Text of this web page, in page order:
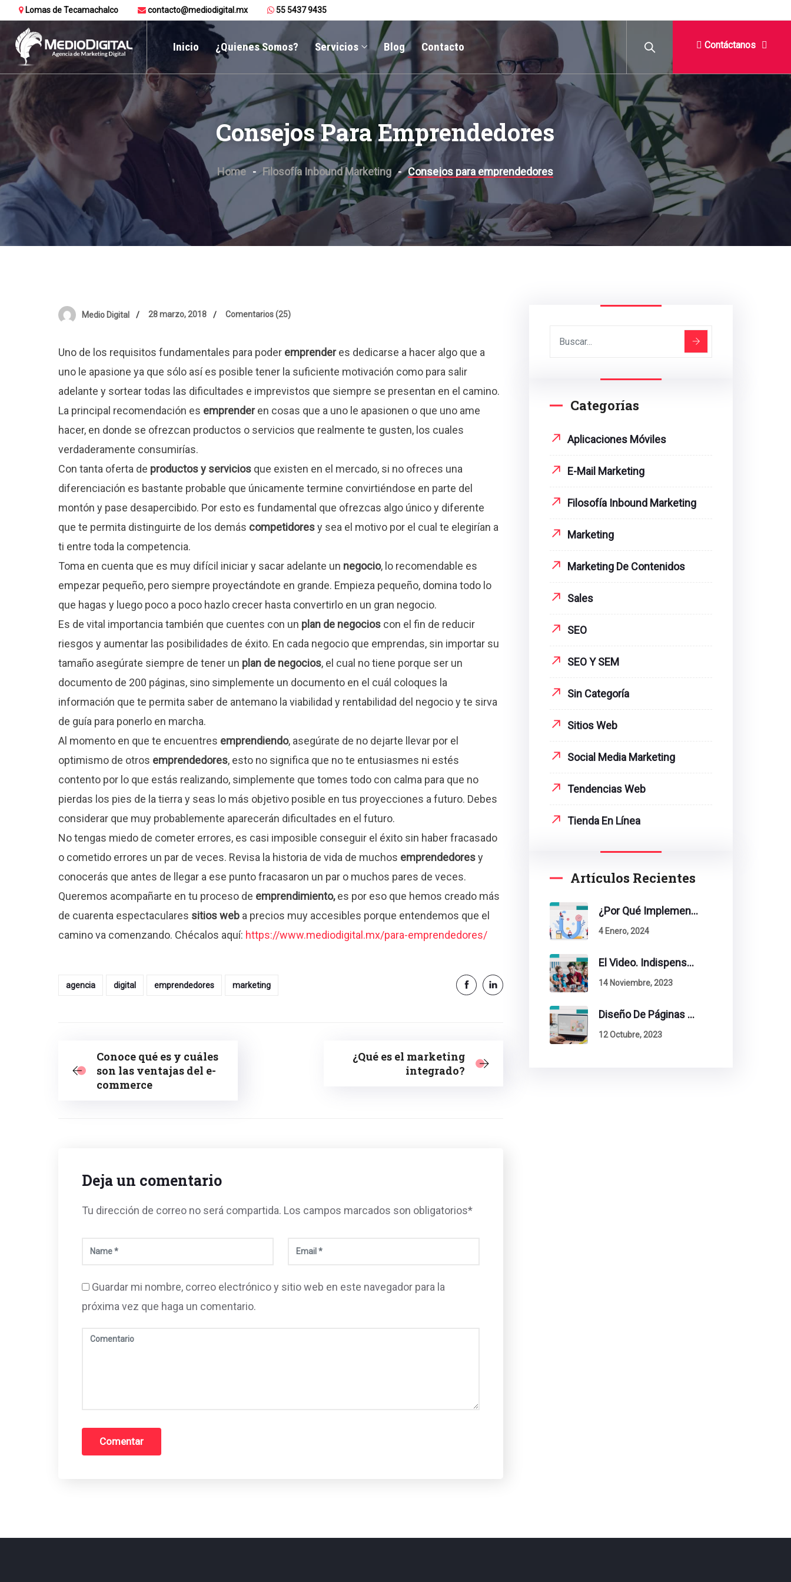
Lomas de Tecamachalco contacto@mediodigital.mx 55 5437 9435
Inicio ¿Quienes Somos? Servicios Blog Contacto Contáctanos
Consejos Para Emprendedores
Home Filosofía Inbound Marketing Consejos para emprendedores
Medio Digital 28 marzo, 2018 Comentarios (25)
Uno de los requisitos fundamentales para poder emprenderes dedicarse a hacer algo que a
uno le apasione ya que sólo así es posible tener la suficiente motivación como para salir
adelante y sortear todas las dificultades e imprevistos que siempre se presentan en el camino.
La principal recomendación es emprenderen cosas que a uno le apasionen o que uno ame
hacer, en donde se ofrezcan productos o servicios que realmente te gusten, los cuales
verdaderamente consumirías.
Con tanta oferta de productos y servicios que existen en el mercado, si no ofreces una
diferenciación es bastante probable que únicamente termine convirtiéndose en parte del
montón y pase desapercibido. Por esto es fundamental que ofrezcas algo único y diferente
que te permita distinguirte de los demás competidoresy sea el motivo por el cual te elegirían a
ti entre toda la competencia.
Toma en cuenta que es muy difícil iniciar y sacar adelante un negocio, lo recomendable es
empezar pequeño, pero siempre proyectándote en grande. Empieza pequeño, domina todo lo
que hagas y luego poco a poco hazlo crecer hasta convertirlo en un gran negocio.
Es de vital importancia también que cuentes con un plan de negocios con el fin de reducir
riesgos y aumentar las posibilidades de éxito. En cada negocio que emprendas, sin importar su
tamaño asegúrate siempre de tener un plan de negocios, el cual no tiene porque ser un
documento de 200 páginas, sino simplemente un documento en el cuál coloques la
información que te permita saber de antemano la viabilidad y rentabilidad del negocio y te sirva
de guía para ponerlo en marcha.
Al momento en que te encuentres emprendiendo, asegúrate de no dejarte llevar por el
optimismo de otros emprendedores, esto no significa que no te entusiasmes ni estés
contento por lo que estás realizando, simplemente que tomes todo con calma para que no
pierdas los pies de la tierra y seas lo más objetivo posible en tus proyecciones a futuro. Debes
considerar que muy probablemente aparecerán dificultades en el futuro.
No tengas miedo de cometer errores, es casi imposible conseguir el éxito sin haber fracasado
o cometido errores un par de veces. Revisa la historia de vida de muchos emprendedoresy
conocerás que antes de llegar a ese punto fracasaron un par o muchos pares de veces.
Queremos acompañarte en tu proceso de emprendimiento,es por eso que hemos creado más
de cuarenta espectaculares sitios web a precios muy accesibles porque entendemos que el
camino va comenzando. Chécalos aquí: https://www.mediodigital.mx/para-emprendedores/
agencia digital emprendedores marketing
Conoce qué es y cuáles
son las ventajas del e-
commerce
¿Qué es el marketing
integrado?
Deja un comentario
Tu dirección de correo no será compartida. Los campos marcados son obligatorios*
Guardar mi nombre, correo electrónico y sitio web en este navegador para la
próxima vez que haga un comentario.
Categorías
Aplicaciones Móviles
E-Mail Marketing
Filosofía Inbound Marketing
Marketing
Marketing De Contenidos
Sales
SEO
SEO Y SEM
Sin Categoría
Sitios Web
Social Media Marketing
Tendencias Web
Tienda En Línea
Artículos Recientes
¿Por Qué Implementar La Metodología Inbound Marketing En Tu Empresa?
4 Enero, 2024
El Video. Indispensable En Tu Estrategia De Contenidos.
14 Noviembre, 2023
Diseño De Páginas Web. Esto Debe Tener Un Sitio Exitoso.
12 Octubre, 2023